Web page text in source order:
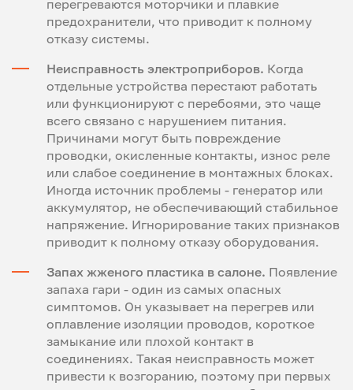
перегреваются моторчики и плавкие
предохранители, что приводит к полному
отказу системы.
Неисправность электроприборов. Когда
отдельные устройства перестают работать
или функционируют с перебоями, это чаще
всего связано с нарушением питания.
Причинами могут быть повреждение
проводки, окисленные контакты, износ реле
или слабое соединение в монтажных блоках.
Иногда источник проблемы - генератор или
аккумулятор, не обеспечивающий стабильное
напряжение. Игнорирование таких признаков
приводит к полному отказу оборудования.
Запах жженого пластика в салоне. Появление
запаха гари - один из самых опасных
симптомов. Он указывает на перегрев или
оплавление изоляции проводов, короткое
замыкание или плохой контакт в
соединениях. Такая неисправность может
привести к возгоранию, поэтому при первых